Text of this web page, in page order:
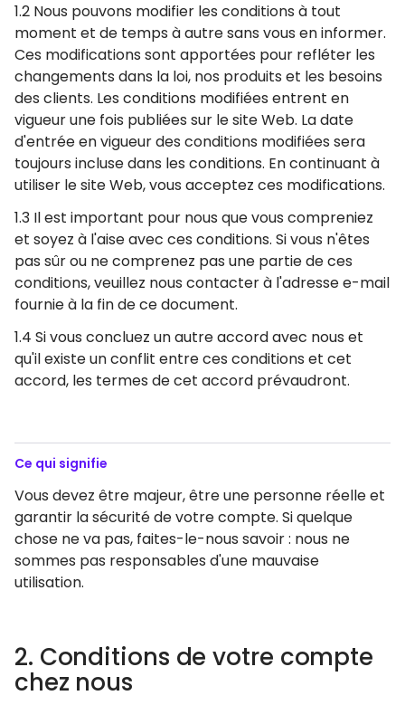
1.2 Nous pouvons modifier les conditions à tout
moment et de temps à autre sans vous en informer.
Ces modifications sont apportées pour refléter les
changements dans la loi, nos produits et les besoins
des clients. Les conditions modifiées entrent en
vigueur une fois publiées sur le site Web. La date
d'entrée en vigueur des conditions modifiées sera
toujours incluse dans les conditions. En continuant à
utiliser le site Web, vous acceptez ces modifications.
1.3 Il est important pour nous que vous compreniez
et soyez à l'aise avec ces conditions. Si vous n'êtes
pas sûr ou ne comprenez pas une partie de ces
conditions, veuillez nous contacter à l'adresse e-mail
fournie à la fin de ce document.
1.4 Si vous concluez un autre accord avec nous et
qu'il existe un conflit entre ces conditions et cet
accord, les termes de cet accord prévaudront.
2. Conditions de votre compte
chez nous
Ce qui signifie
Vous devez être majeur, être une personne réelle et
garantir la sécurité de votre compte. Si quelque
chose ne va pas, faites-le-nous savoir : nous ne
sommes pas responsables d'une mauvaise
utilisation.